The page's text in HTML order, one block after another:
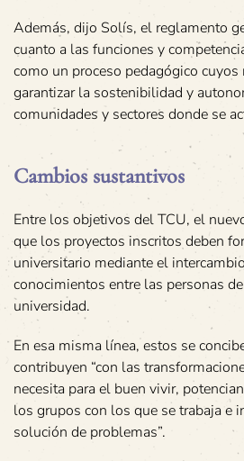
Además, dijo Solís, el reglamento
cuanto a las funciones y
como un proceso pedagógico
garantizar la sostenibilidad y
comunidades y sectores donde se
Cambios sustantivos
Entre los objetivos del TCU, el
que los proyectos inscritos deben
universitario mediante el
conocimientos entre las personas
universidad.
En esa misma línea, estos se
contribuyen “con las
necesita para el buen vivir,
los grupos con los que se trabaja e
solución de problemas”.